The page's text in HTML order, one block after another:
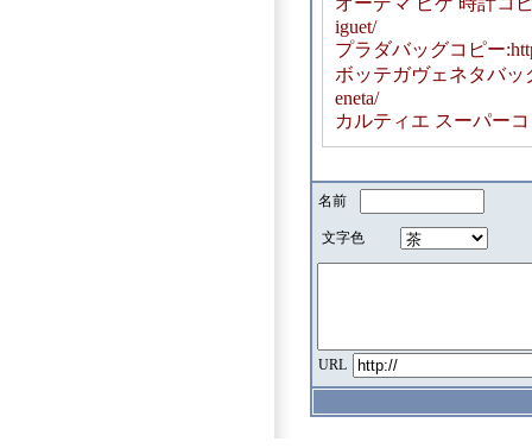
iguet/
プラダバッグコピー
ボッテガヴェネタバッ
eneta/
カルティエ スーパーコ
名前
文字色
URL